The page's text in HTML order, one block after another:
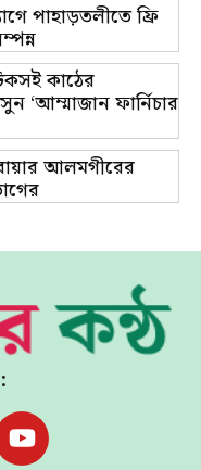
পাহাড়তলীতে ফ্রি
কাঠের
‘আম্মাজান ফার্নিচার
আলমগীরের